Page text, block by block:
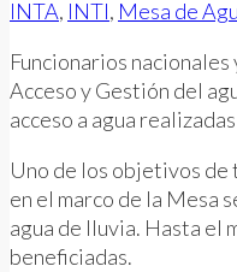
INTA, INTI, Mesa de
Funcionarios
Acceso y Gestión del
acceso a agua
Uno de los objetivos de
en el marco de la Mesa
agua de lluvia. Hasta el
beneficiadas.